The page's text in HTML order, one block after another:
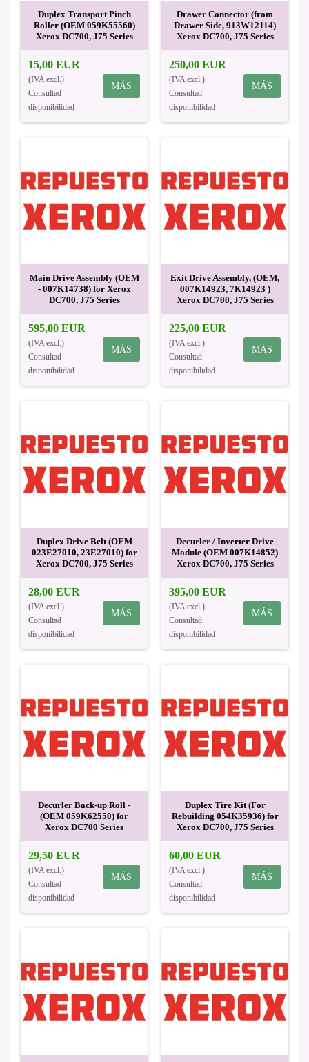
Duplex Transport Pinch
Roller (OEM 059K55560)
Xerox DC700, J75 Series
15,00 EUR
(IVA excl.)
Consultad
disponibilidad
MÁS
Drawer Connector (from
Drawer Side, 913W12114)
Xerox DC700, J75 Series
250,00 EUR
(IVA excl.)
Consultad
disponibilidad
MÁS
Main Drive Assembly (OEM
- 007K14738) for Xerox
DC700, J75 Series
595,00 EUR
(IVA excl.)
Consultad
disponibilidad
MÁS
Exit Drive Assembly, (OEM,
007K14923, 7K14923 )
Xerox DC700, J75 Series
225,00 EUR
(IVA excl.)
Consultad
disponibilidad
MÁS
Duplex Drive Belt (OEM
023E27010, 23E27010) for
Xerox DC700, J75 Series
28,00 EUR
(IVA excl.)
Consultad
disponibilidad
MÁS
Decurler / Inverter Drive
Module (OEM 007K14852)
Xerox DC700, J75 Series
395,00 EUR
(IVA excl.)
Consultad
disponibilidad
MÁS
Decurler Back-up Roll -
(OEM 059K62550) for
Xerox DC700 Series
29,50 EUR
(IVA excl.)
Consultad
disponibilidad
MÁS
Duplex Tire Kit (For
Rebuilding 054K35936) for
Xerox DC700, J75 Series
60,00 EUR
(IVA excl.)
Consultad
disponibilidad
MÁS